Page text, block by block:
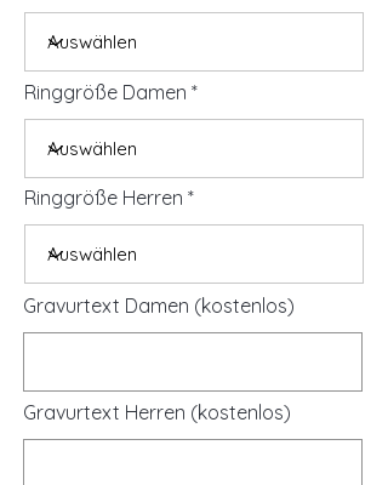
Ringgröße Damen
Ringgröße Herren
Gravurtext Damen (kostenlos)
Gravurtext Herren (kostenlos)